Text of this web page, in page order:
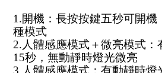
1.開機：長按按鍵五秒可開機
種模式
2.人體感應模式＋微亮模式：
15秒，無動靜時燈光微亮